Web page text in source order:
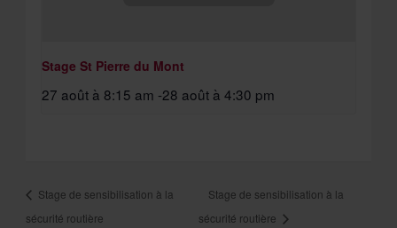
Stage St Pierre du Mont
27 août à 8:15 am -28 août à 4:30 pm
Stage de sensibilisation à la
sécurité routière
Stage de sensibilisation à la
sécurité routière